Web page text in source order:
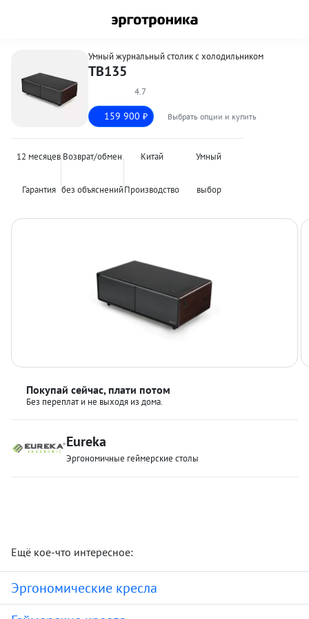
Умный журнальный столик с холодильником
TB135
4.7
159 900 ₽ Выбрать опции и купить
12 месяцев
Гарантия
Возврат/обмен
без объяснений
Китай
Производство
Умный
выбор
Покупай сейчас, плати потом
Без переплат и не выходя из дома.
Eureka
Эргономичные геймерские столы
Ещё кое-что интересное:
Эргономические кресла